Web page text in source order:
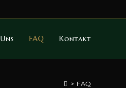
FAQ Kontakt
> FAQ